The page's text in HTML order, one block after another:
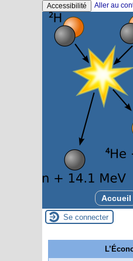
Accessibilité Aller au
Accueil
Se connecter